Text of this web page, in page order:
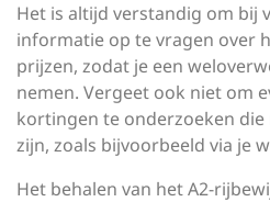
Het is altijd verstandig om bij
informatie op te vragen over
prijzen, zodat je een
nemen. Vergeet ook niet om
kortingen te onderzoeken
zijn, zoals bijvoorbeeld via je
Het behalen van het A2-